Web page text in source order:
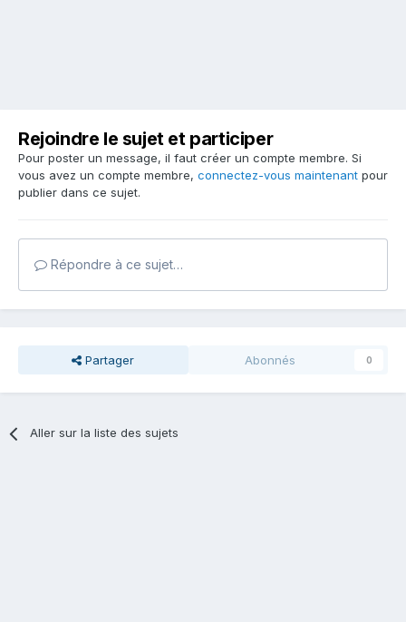
Rejoindre le sujet et participer
Pour poster un message, il faut créer un compte membre. Si
vous avez un compte membre, connectez-vous maintenant pour
publier dans ce sujet.
Répondre à ce sujet…
Partager Abonnés 0
Aller sur la liste des sujets